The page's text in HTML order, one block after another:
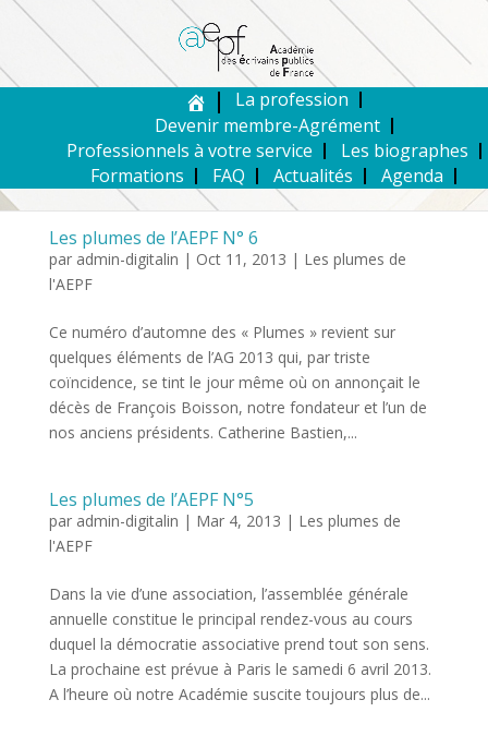
La profession
Devenir membre-Agrément
Professionnels à votre service
Les biographes
Formations
FAQ Actualités Agenda
Les plumes de l’AEPF N° 6
par admin-digitalin | Oct 11, 2013 | Les plumes de
l'AEPF
Ce numéro d’automne des « Plumes » revient sur
quelques éléments de l’AG 2013 qui, par triste
coïncidence, se tint le jour même où on annonçait le
décès de François Boisson, notre fondateur et l’un de
nos anciens présidents. Catherine Bastien,...
Les plumes de l’AEPF N°5
par admin-digitalin | Mar 4, 2013 | Les plumes de
l'AEPF
Dans la vie d’une association, l’assemblée générale
annuelle constitue le principal rendez-vous au cours
duquel la démocratie associative prend tout son sens.
La prochaine est prévue à Paris le samedi 6 avril 2013.
A l’heure où notre Académie suscite toujours plus de...